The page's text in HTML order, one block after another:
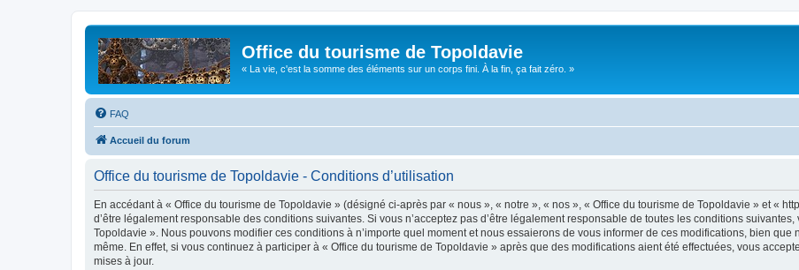
Office du tourisme de Topoldavie
« La vie, c'est la somme des éléments sur un corps fini. À la fin, ça fait zéro. »
FAQ
Accueil du forum
Office du tourisme de Topoldavie - Conditions d’utilisation
En accédant à « Office du tourisme de Topoldavie » (désigné ci-après par « nous », « notre », « nos », « Office du tourisme de Topoldavie » et «
d’être légalement responsable des conditions suivantes. Si vous n’acceptez pas d’être légalement responsable de toutes les conditions
Topoldavie ». Nous pouvons modifier ces conditions à n’importe quel moment et nous essaierons de vous informer de ces modifications, bien
même. En effet, si vous continuez à participer à « Office du tourisme de Topoldavie » après que des modifications aient été effectuées, vous
mises à jour.